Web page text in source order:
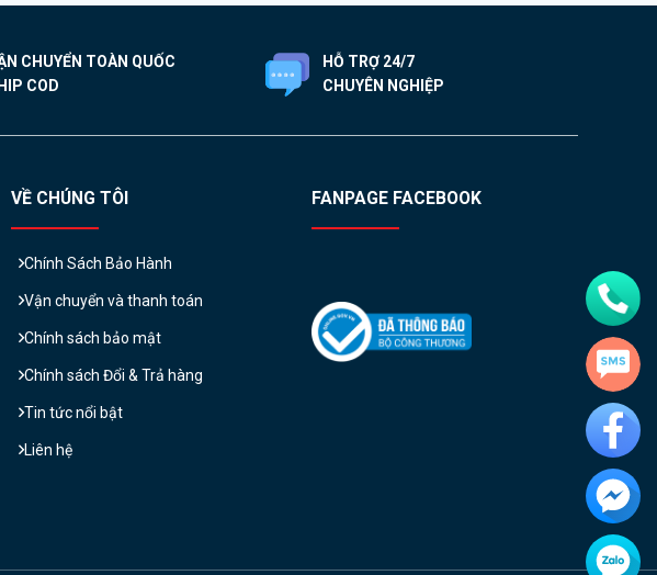
CHUYỂN TOÀN QUỐC
COD
HỖ TRỢ 24/7
CHUYÊN NGHIỆP
VỀ CHÚNG TÔI
Chính Sách Bảo Hành
Vận chuyển và thanh toán
Chính sách bảo mật
Chính sách Đổi & Trả hàng
Tin tức nổi bật
Liên hệ
FANPAGE FACEBOOK